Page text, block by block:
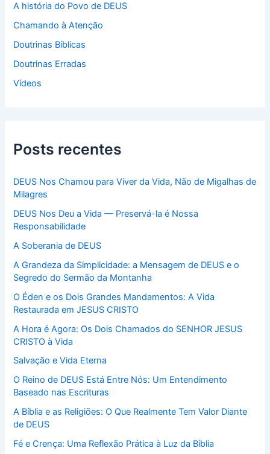
r
:
A história do Povo de DEUS
Chamando à Atenção
Doutrinas Bíblicas
Doutrinas Erradas
Vídeos
Posts recentes
DEUS Nos Chamou para Viver da Vida, Não de Migalhas de
Milagres
DEUS Nos Deu a Vida — Preservá-la é Nossa
Responsabilidade
A Soberania de DEUS
A Grandeza da Simplicidade: a Mensagem de DEUS e o
Segredo do Sermão da Montanha
O Éden e os Dois Grandes Mandamentos: A Vida
Restaurada em JESUS CRISTO
A Hora é Agora: Os Dois Chamados do SENHOR JESUS
CRISTO à Vida
Salvação e Vida Eterna
O Reino de DEUS Está Entre Nós: Um Entendimento
Baseado nas Escrituras
A Bíblia e as Religiões: O Que Realmente Tem Valor Diante
de DEUS
Fé e Crença: Uma Reflexão Prática à Luz da Bíblia